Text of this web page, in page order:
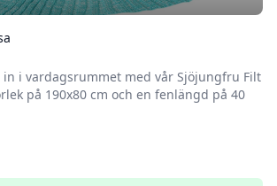
in i vardagsrummet med vår Sjöjungfru Filt
på 190x80 cm och en fenlängd på 40